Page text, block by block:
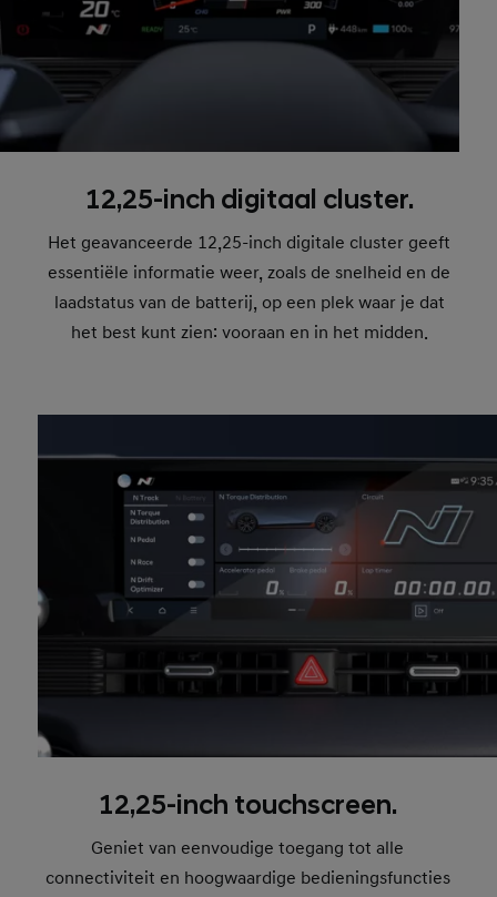
12,25-inch digitaal cluster.
Het geavanceerde 12,25-inch digitale cluster geeft
essentiële informatie weer, zoals de snelheid en de
laadstatus van de batterij, op een plek waar je dat
het best kunt zien: vooraan en in het midden.
12,25-inch touchscreen.
Geniet van eenvoudige toegang tot alle
connectiviteit en hoogwaardige bedieningsfuncties